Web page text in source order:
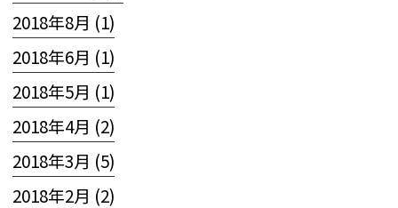
2018年8月 (1)
2018年6月 (1)
2018年5月 (1)
2018年4月 (2)
2018年3月 (5)
2018年2月 (2)